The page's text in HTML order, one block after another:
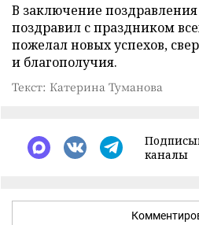
В заключение
поздравил с праздником
пожелал новых успехов,
и благополучия.
Текст: Катерина Туманова
каналы